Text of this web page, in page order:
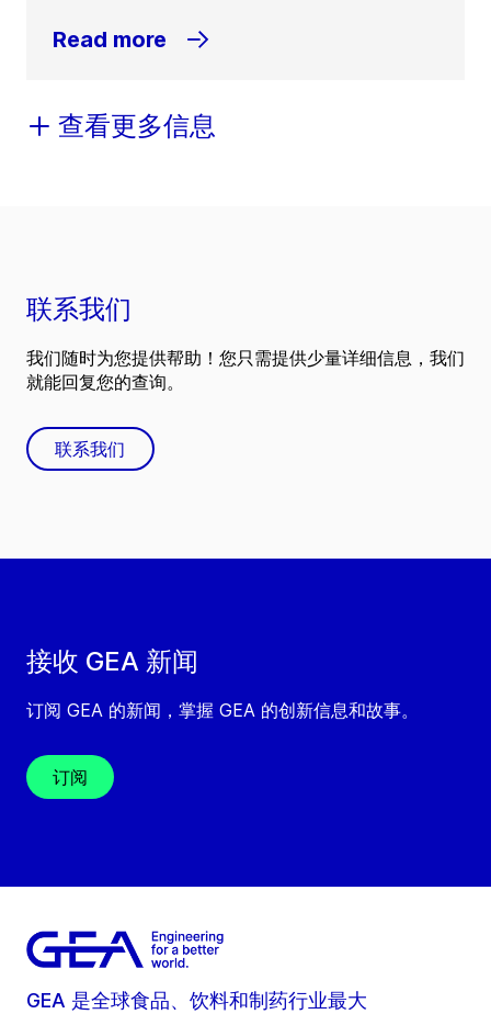
Read more
查看更多信息
接收 GEA 新闻
订阅 GEA 的新闻，掌握 GEA 的创新信息和故事。
订阅
联系我们
我们随时为您提供帮助！您只需提供少量详细信息，我们
就能回复您的查询。
联系我们
GEA 是全球食品、饮料和制药行业最大